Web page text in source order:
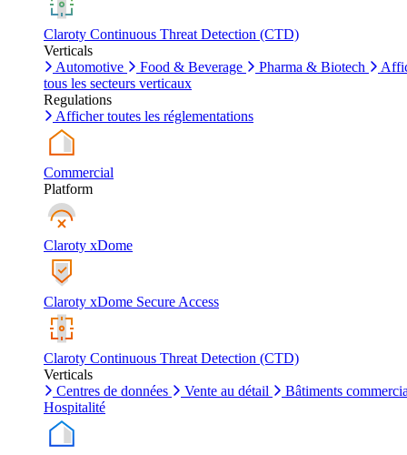
Claroty Continuous Threat Detection (CTD)
Verticals
Automotive
Food & Beverage Pharma & Biotech
tous les secteurs verticaux
Regulations
Afficher toutes les réglementations
Commercial
Platform
Claroty xDome
Claroty xDome Secure Access
Claroty Continuous Threat Detection (CTD)
Verticals
Centres de données
Vente au détail
Bâtiments
Hospitalité